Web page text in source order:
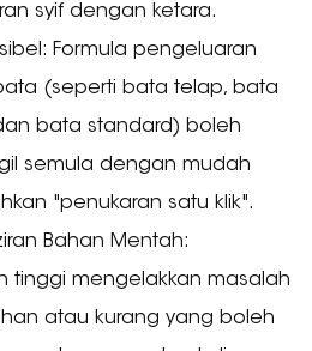
syif dengan ketara.
Formula pengeluaran
(seperti bata telap, bata
bata standard) boleh
semula dengan mudah
"penukaran satu klik".
Bahan Mentah:
tinggi mengelakkan masalah
atau kurang yang boleh